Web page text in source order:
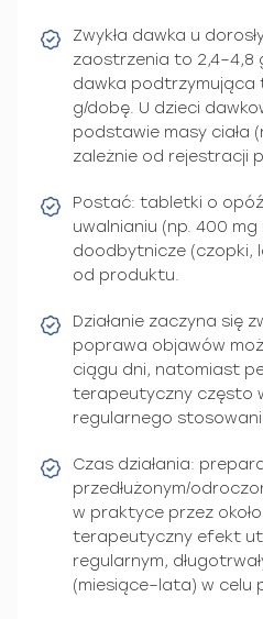
Zwykła dawka u
zaostrzenia to 2,4–4,8
dawka podtrzymująca
g/dobę. U dzieci
podstawie masy ciała
zależnie od rejestracji
Postać: tabletki o
uwalnianiu (np. 400
doodbytnicze (czopki,
od produktu.
Działanie zaczyna się
poprawa objawów
ciągu dni, natomiast
terapeutyczny często
regularnego
Czas działania:
przedłużonym/
w praktyce przez
terapeutyczny efekt
regularnym,
(miesiące–lata) w celu